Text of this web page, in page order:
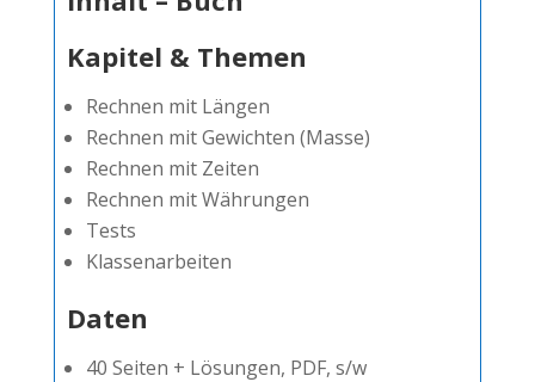
Kapitel & Themen
Rechnen mit Längen
Rechnen mit Gewichten (Masse)
Rechnen mit Zeiten
Rechnen mit Währungen
Tests
Klassenarbeiten
Daten
40 Seiten + Lösungen, PDF, s/w